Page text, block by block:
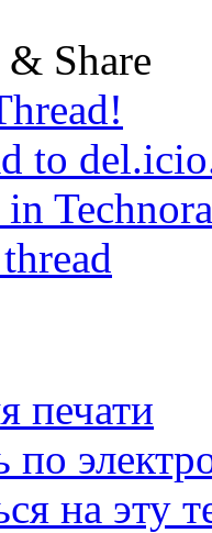
Share
to
печати
по
на эту